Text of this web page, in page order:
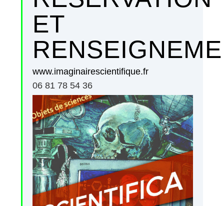
ET
www.imaginairescientifique.fr
06 81 78 54 36